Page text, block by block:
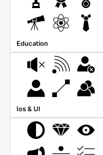
Education
Ios & Ul